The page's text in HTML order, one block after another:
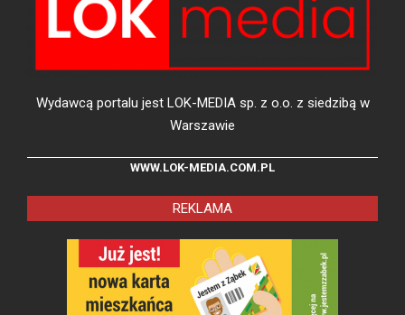
Wydawcą portalu jest LOK-MEDIA sp. z o.o. z siedzibą w
Warszawie
WWW.LOK-MEDIA.COM.PL
REKLAMA